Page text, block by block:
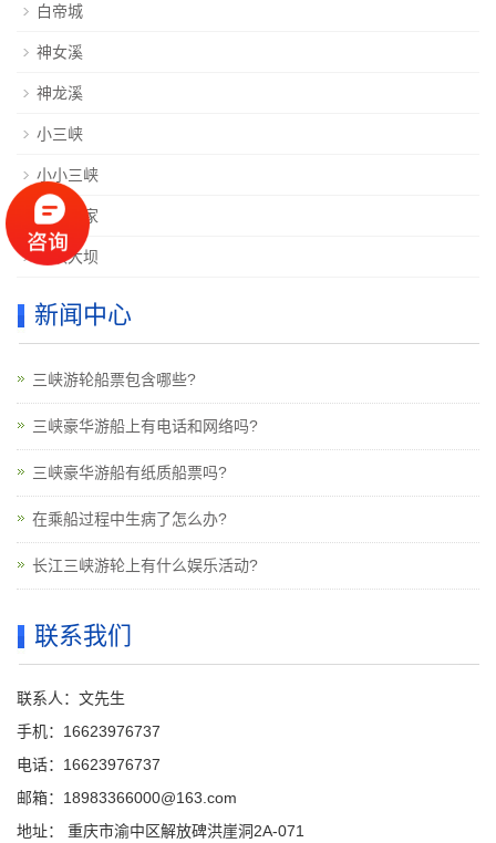
白帝城
神女溪
神龙溪
小三峡
小小三峡
三峡人家
三峡大坝
新闻中心
三峡游轮船票包含哪些?
三峡豪华游船上有电话和网络吗?
三峡豪华游船有纸质船票吗?
在乘船过程中生病了怎么办?
长江三峡游轮上有什么娱乐活动?
联系我们
联系人：文先生
手机：16623976737
电话：16623976737
邮箱：18983366000@163.com
地址： 重庆市渝中区解放碑洪崖洞2A-071